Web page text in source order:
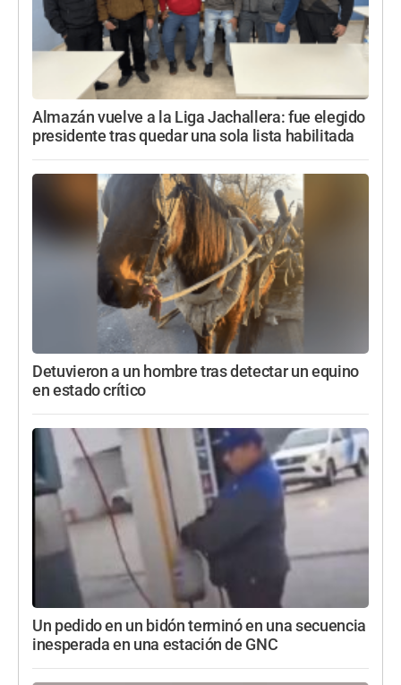
Almazán vuelve a la Liga Jachallera: fue elegido
presidente tras quedar una sola lista habilitada
Detuvieron a un hombre tras detectar un equino
en estado crítico
Un pedido en un bidón terminó en una secuencia
inesperada en una estación de GNC